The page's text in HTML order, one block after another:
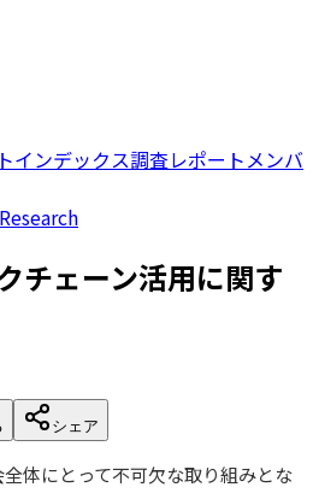
インデックス調査レポートメンバ
チェーン活用に関す
シェア
体にとって不可欠な取り組みとな